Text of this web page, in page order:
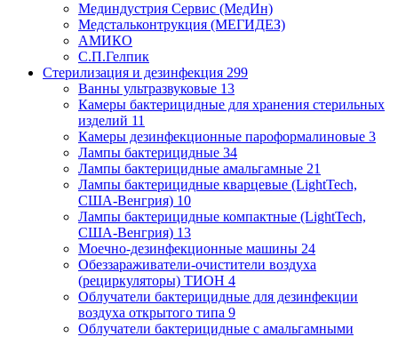
Мединдустрия Сервис (МедИн)
Медстальконтрукция (МЕГИДЕЗ)
АМИКО
С.П.Гелпик
Стерилизация и дезинфекция 299
Ванны ультразвуковые 13
Камеры бактерицидные для хранения стерильных
изделий 11
Камеры дезинфекционные пароформалиновые 3
Лампы бактерицидные 34
Лампы бактерицидные амальгамные 21
Лампы бактерицидные кварцевые (LightTech,
США-Венгрия) 10
Лампы бактерицидные компактные (LightTech,
США-Венгрия) 13
Моечно-дезинфекционные машины 24
Обеззараживатели-очистители воздуха
(рециркуляторы) ТИОН 4
Облучатели бактерицидные для дезинфекции
воздуха открытого типа 9
Облучатели бактерицидные с амальгамными